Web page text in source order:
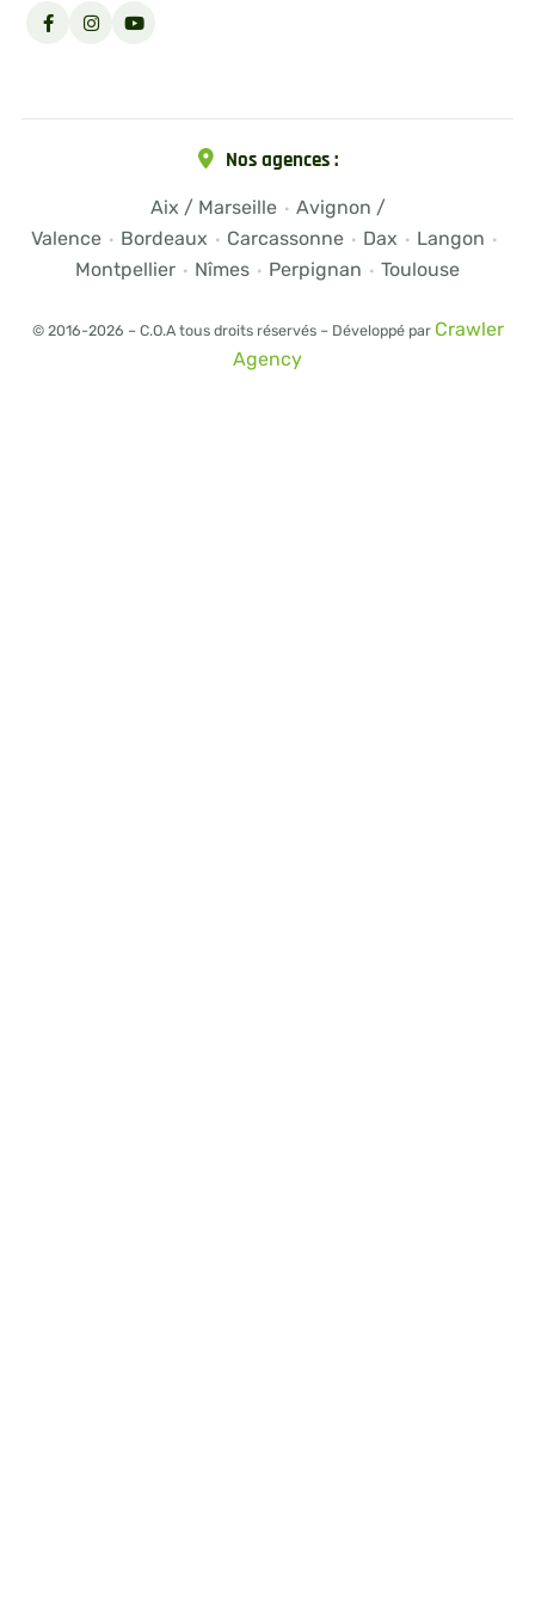
Nos agences :
Aix / Marseille · Avignon /
Valence · Bordeaux · Carcassonne · Dax · Langon ·
Montpellier · Nîmes · Perpignan · Toulouse
© 2016-2026 – C.O.A tous droits réservés – Développé par Crawler
Agency